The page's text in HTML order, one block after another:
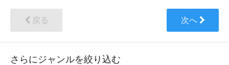
戻る 次へ
さらにジャンルを絞り込む